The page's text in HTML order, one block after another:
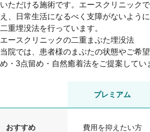
いただける施術です。エースクリニック
え、日常生活になるべく支障がないよう
二重埋没法を行っています。
エースクリニックの二重まぶた埋没法
当院では、患者様のまぶたの状態やご希
め・3点留め・自然癒着法をご提案してい
プレミアム
おすすめ 費用を抑えたい方